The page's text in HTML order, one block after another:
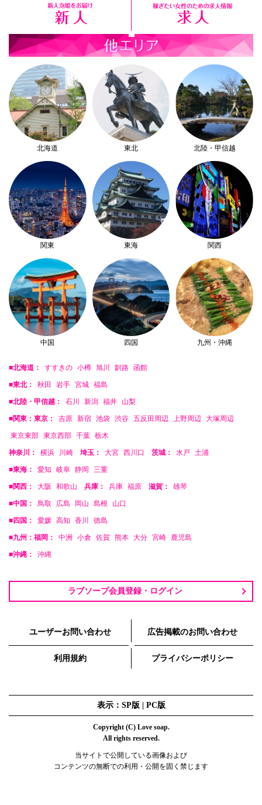
北海道 東北 北陸・甲信越
関東 東海 関西
中国 四国 九州・沖縄
■北海道： すすきの 小樽 旭川 釧路 函館
■東北： 秋田 岩手 宮城 福島
■北陸・甲信越： 石川 新潟 福井 山梨
■関東：東京： 吉原 新宿 池袋 渋谷 五反田周辺 上野周辺 大塚周辺
東京東部 東京西部 千葉 栃木
神奈川： 横浜 川崎 埼玉： 大宮 西川口 茨城： 水戸 土浦
■東海： 愛知 岐阜 静岡 三重
■関西： 大阪 和歌山 兵庫： 兵庫 福原 滋賀： 雄琴
■中国： 鳥取 広島 岡山 島根 山口
■四国： 愛媛 高知 香川 徳島
■九州：福岡： 中洲 小倉 佐賀 熊本 大分 宮崎 鹿児島
■沖縄： 沖縄
ラブソープ会員登録・ログイン
ユーザーお問い合わせ 広告掲載のお問い合わせ
利用規約 プライバシーポリシー
表示：SP版 | PC版
Copyright (C) Love soap.
All rights reserved.
当サイトで公開している画像および
コンテンツの無断での利用・公開を固く禁じます